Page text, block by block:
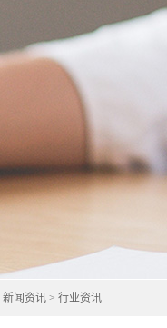
新闻资讯 > 行业资讯